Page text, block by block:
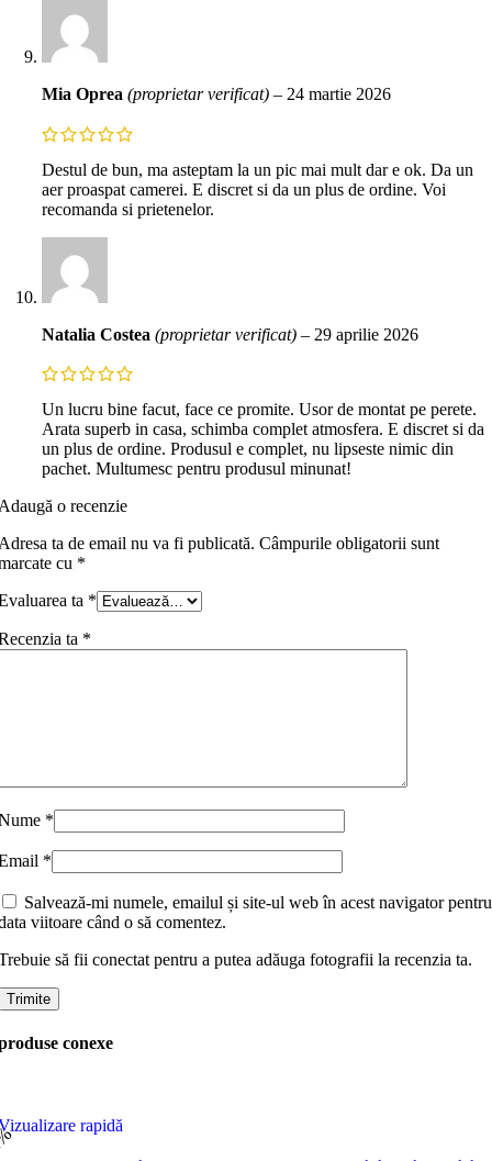
Mia Oprea (proprietar verificat) – 24 martie 2026
Destul de bun, ma asteptam la un pic mai mult dar e ok. Da un
aer proaspat camerei. E discret si da un plus de ordine. Voi
recomanda si prietenelor.
Natalia Costea (proprietar verificat) – 29 aprilie 2026
Un lucru bine facut, face ce promite. Usor de montat pe perete.
Arata superb in casa, schimba complet atmosfera. E discret si da
un plus de ordine. Produsul e complet, nu lipseste nimic din
pachet. Multumesc pentru produsul minunat!
o recenzie
ta de email nu va fi publicată. Câmpurile obligatorii sunt
cu *
ta *
ta *
*
*
Salvează-mi numele, emailul și site-ul web în acest navigator pentru
viitoare când o să comentez.
să fii conectat pentru a putea adăuga fotografii la recenzia ta.
conexe
rapidă